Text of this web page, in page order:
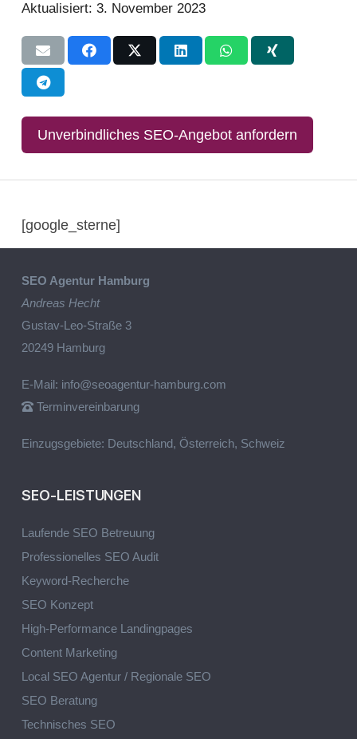
Aktualisiert: 3. November 2023
Unverbindliches SEO-Angebot anfordern
[google_sterne]
SEO Agentur Hamburg
Andreas Hecht
Gustav-Leo-Straße 3
20249 Hamburg
E-Mail: info@seoagentur-hamburg.com
Terminvereinbarung
Einzugsgebiete: Deutschland, Österreich, Schweiz
SEO-LEISTUNGEN
Laufende SEO Betreuung
Professionelles SEO Audit
Keyword-Recherche
SEO Konzept
High-Performance Landingpages
Content Marketing
Local SEO Agentur / Regionale SEO
SEO Beratung
Technisches SEO